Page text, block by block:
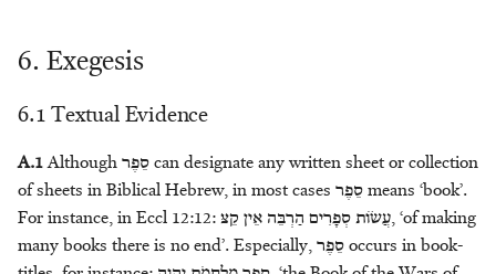
6. Exegesis
6.1 Textual Evidence
A.1Althoughסֵפֶרcan designate any written sheet or collection
of sheets in Biblical Hebrew, in most cases סֵפֶרmeans ‘book’.
For instance, in Eccl 12:12:קֵצּ אֵין הַרְבֵּה סְפָרִיםעֲשֹׂות, ‘of making
many books there is no end’. Especially,סֵפֶרoccurs in book-